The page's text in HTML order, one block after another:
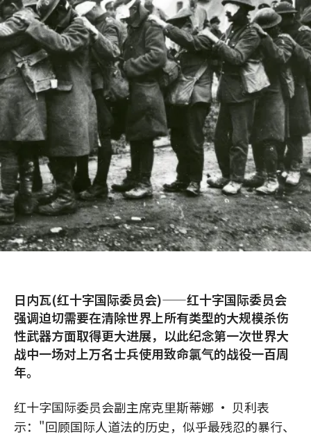
日内瓦(红十字国际委员会)——红十字国际委员会
强调迫切需要在清除世界上所有类型的大规模杀伤
性武器方面取得更大进展，以此纪念第一次世界大
战中一场对上万名士兵使用致命氯气的战役一百周
年。
红十字国际委员会副主席克里斯蒂娜 · 贝利表
示："回顾国际人道法的历史，似乎最残忍的暴行、